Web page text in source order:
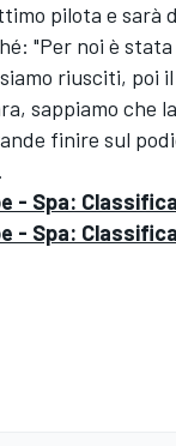
pilota e sarà
"Per noi è
siamo riusciti, poi
sappiamo che
finire sul
- Spa: Classifica
- Spa: